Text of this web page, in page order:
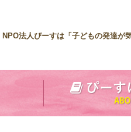
NPO法人ぴーすは「子どもの発達が